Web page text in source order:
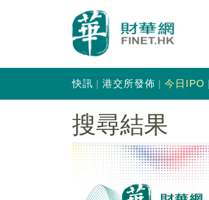
快訊 港交所發佈 今日IPO
搜尋結果